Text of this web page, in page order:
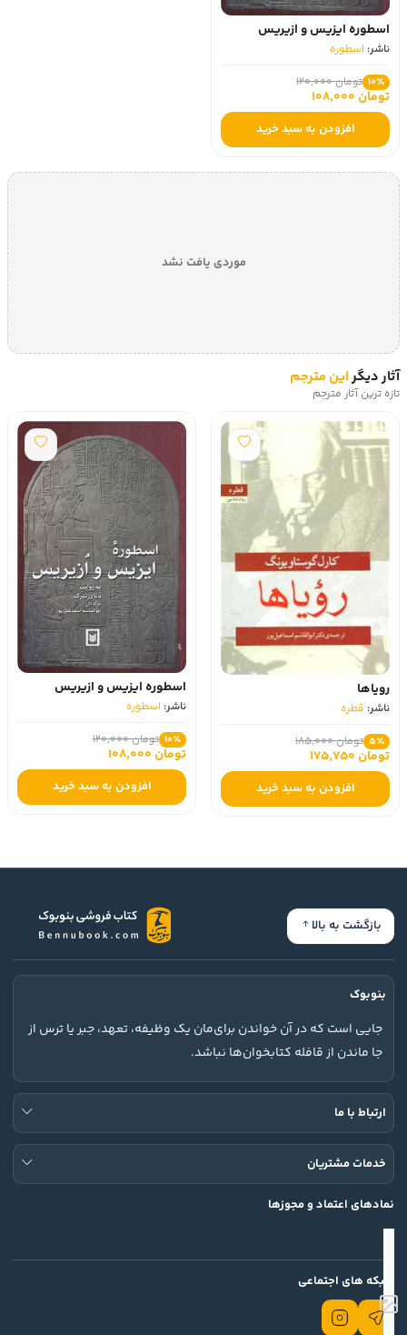
اسطوره ایزیس و ازیریس
ناشر: اسطوره
10٪ تومان 120,000
تومان 108,000
افزودن به سبد خرید
موردی یافت نشد
آثار دیگراین مترجم
تازه ترین آثار مترجم
رویاها
ناشر: قطره
5٪ تومان 185,000
تومان 175,750
افزودن به سبد خرید
اسطوره ایزیس و ازیریس
ناشر: اسطوره
10٪ تومان 120,000
تومان 108,000
افزودن به سبد خرید
بازگشت به بالا
بنوبوک
جایی است که در آن خواندن برای‌مان یک وظیفه، تعهد، جبر یا ترس از
جا ماندن از قافله کتابخوان‌ها نباشد.
ارتباط با ما
خدمات مشتریان
نمادهای اعتماد و مجوزها
شبکه های اجتماعی